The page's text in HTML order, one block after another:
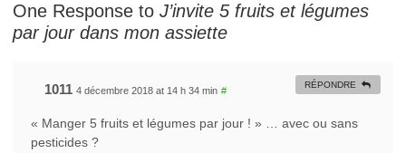
One Response to J’invite 5 fruits et légumes
par jour dans mon assiette
1011 4 décembre 2018 at 14 h 34 min #
« Manger 5 fruits et légumes par jour ! » … avec ou sans
pesticides ?
RÉPONDRE